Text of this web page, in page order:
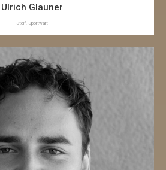
Ulrich Glauner
Stelf. Sportwart